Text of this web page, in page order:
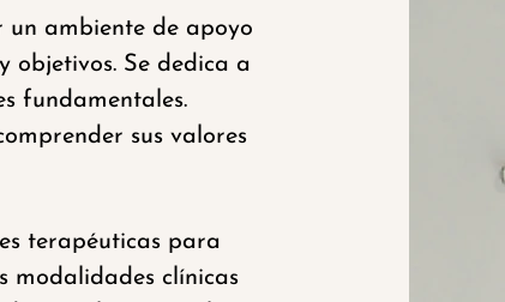
un ambiente de apoyo
objetivos. Se dedica a
fundamentales.
sus valores
terapéuticas para
modalidades clínicas